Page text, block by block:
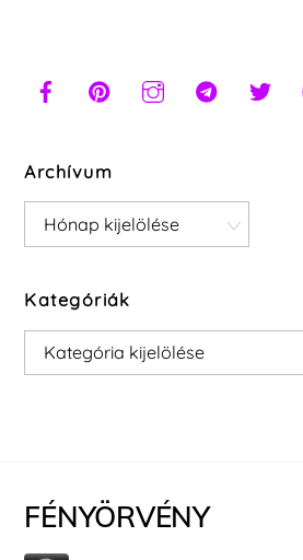
Archívum
Archívum
Kategóriák
Kategóriák
FÉNYÖRVÉNY